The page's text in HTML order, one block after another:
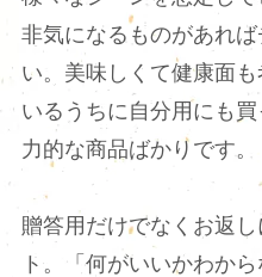
非気になるものがあれ
い。美味しくて健康面
いるうちに自分用にも
力的な商品ばかりです
贈答用だけでなくお返
ト。「何がいいかわか